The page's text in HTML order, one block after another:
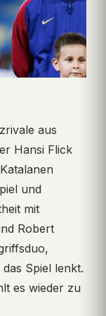
aus
Hansi Flick
und
mit
Robert
Spiel lenkt.
es wieder zu